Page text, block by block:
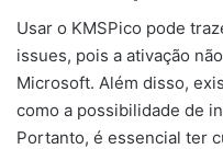
Usar o KMSPico pode
issues, pois a ativação
Microsoft. Além disso,
como a possibilidade de
Portanto, é essencial ter